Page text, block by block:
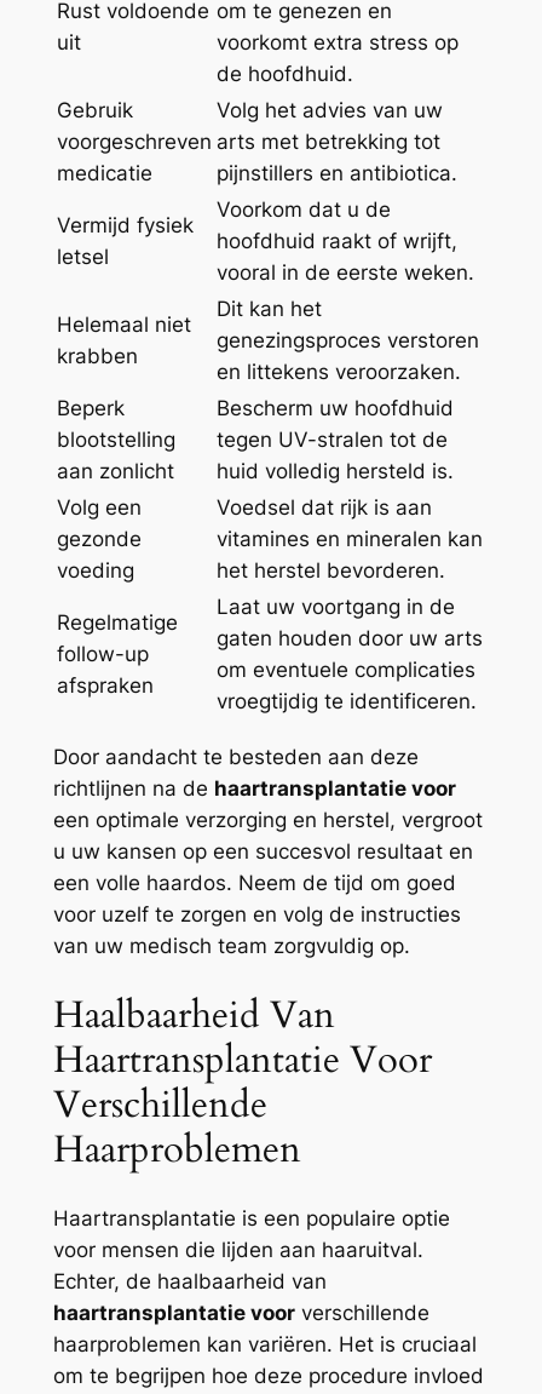
Rust voldoende
uit
om te genezen en
voorkomt extra stress op
de hoofdhuid.
Gebruik
voorgeschreven
medicatie
Volg het advies van uw
arts met betrekking tot
pijnstillers en antibiotica.
Vermijd fysiek
letsel
Voorkom dat u de
hoofdhuid raakt of wrijft,
vooral in de eerste weken.
Helemaal niet
krabben
Dit kan het
genezingsproces verstoren
en littekens veroorzaken.
Beperk
blootstelling
aan zonlicht
Bescherm uw hoofdhuid
tegen UV-stralen tot de
huid volledig hersteld is.
Volg een
gezonde
voeding
Voedsel dat rijk is aan
vitamines en mineralen kan
het herstel bevorderen.
Regelmatige
follow-up
afspraken
Laat uw voortgang in de
gaten houden door uw arts
om eventuele complicaties
vroegtijdig te identificeren.
Door aandacht te besteden aan deze
richtlijnen na de haartransplantatie voor
een optimale verzorging en herstel, vergroot
u uw kansen op een succesvol resultaat en
een volle haardos. Neem de tijd om goed
voor uzelf te zorgen en volg de instructies
van uw medisch team zorgvuldig op.
Haalbaarheid Van
Haartransplantatie Voor
Verschillende
Haarproblemen
Haartransplantatie is een populaire optie
voor mensen die lijden aan haaruitval.
Echter, de haalbaarheid van
haartransplantatie voorverschillende
haarproblemen kan variëren. Het is cruciaal
om te begrijpen hoe deze procedure invloed